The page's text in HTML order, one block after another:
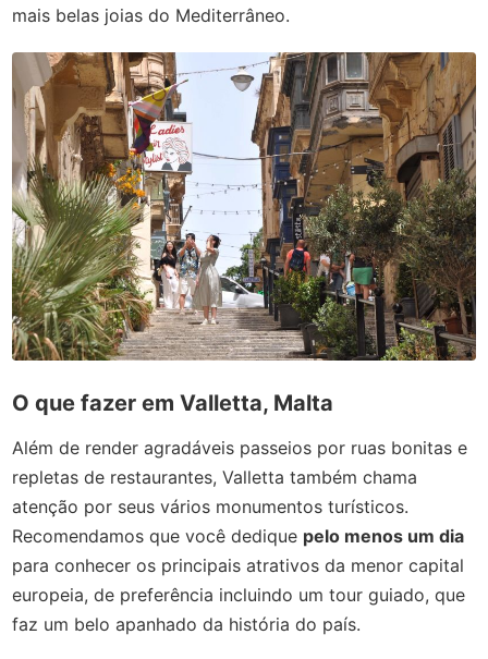
mais belas joias do Mediterrâneo.
O que fazer em Valletta, Malta
Além de render agradáveis passeios por ruas bonitas e
repletas de restaurantes, Valletta também chama
atenção por seus vários monumentos turísticos.
Recomendamos que você dedique pelo menos um dia
para conhecer os principais atrativos da menor capital
europeia, de preferência incluindo um tour guiado, que
faz um belo apanhado da história do país.